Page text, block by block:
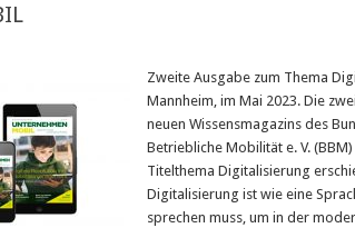
Zweite Ausgabe zum Thema
Mannheim, im Mai 2023. Die
neuen Wissensmagazins des
Betriebliche Mobilität e. V.
Titelthema Digitalisierung
Digitalisierung ist wie eine
sprechen muss, um in der